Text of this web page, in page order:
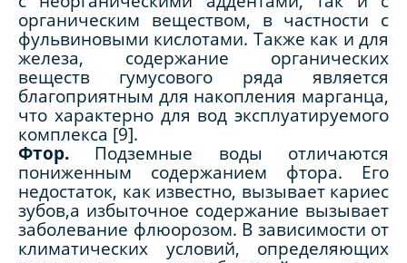
органическим веществом, в частности с
фульвиновыми кислотами. Также как и для
железа, содержание органических
веществ гумусового ряда является
благоприятным для накопления марганца,
что характерно для вод эксплуатируемого
комплекса [9].
Фтор. Подземные воды отличаются
пониженным содержанием фтора. Его
недостаток, как известно, вызывает кариес
зубов,а избыточное содержание вызывает
заболевание флюорозом. В зависимости от
климатических условий, определяющих